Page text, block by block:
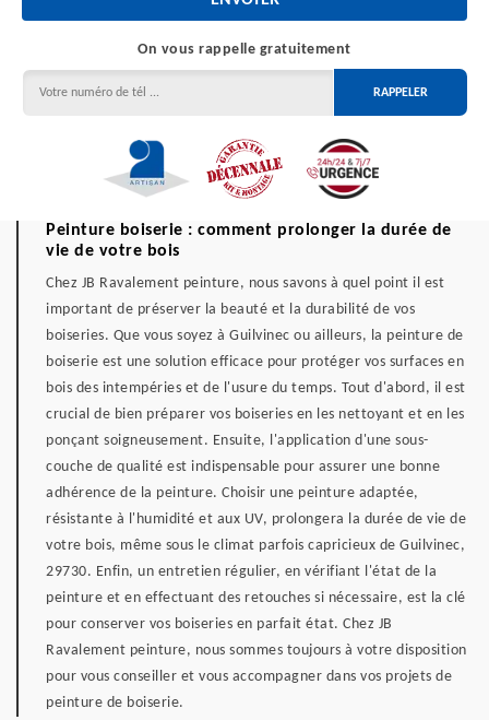
On vous rappelle gratuitement
Peinture boiserie : comment prolonger la durée de
vie de votre bois
Chez JB Ravalement peinture, nous savons à quel point il est
important de préserver la beauté et la durabilité de vos
boiseries. Que vous soyez à Guilvinec ou ailleurs, la peinture de
boiserie est une solution efficace pour protéger vos surfaces en
bois des intempéries et de l'usure du temps. Tout d'abord, il est
crucial de bien préparer vos boiseries en les nettoyant et en les
ponçant soigneusement. Ensuite, l'application d'une sous-
couche de qualité est indispensable pour assurer une bonne
adhérence de la peinture. Choisir une peinture adaptée,
résistante à l'humidité et aux UV, prolongera la durée de vie de
votre bois, même sous le climat parfois capricieux de Guilvinec,
29730. Enfin, un entretien régulier, en vérifiant l'état de la
peinture et en effectuant des retouches si nécessaire, est la clé
pour conserver vos boiseries en parfait état. Chez JB
Ravalement peinture, nous sommes toujours à votre disposition
pour vous conseiller et vous accompagner dans vos projets de
peinture de boiserie.